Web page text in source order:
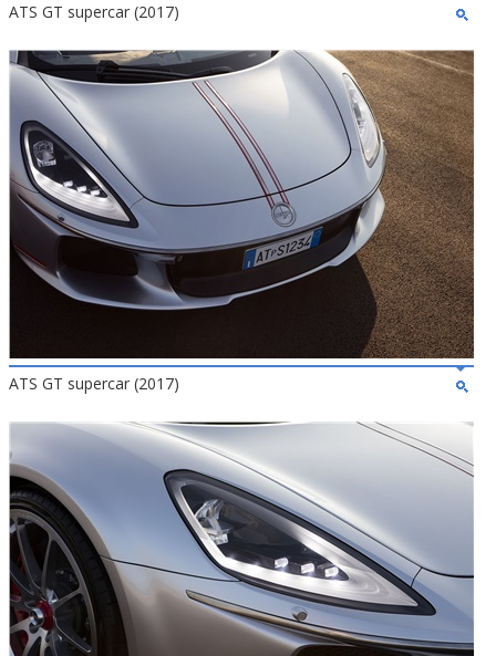
ATS GT supercar (2017)
ATS GT supercar (2017)